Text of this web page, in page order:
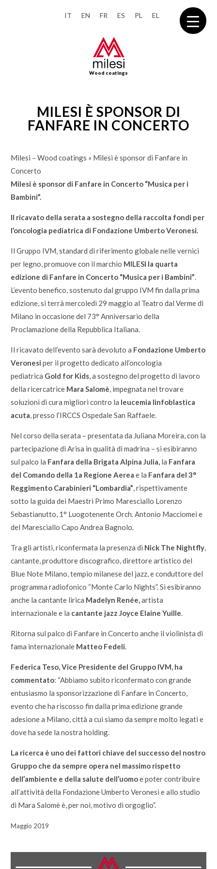
IT EN FR ES PL EL
Wood coatings
MILESI È SPONSOR DI
FANFARE IN CONCERTO
Milesi – Wood coatings » Milesi è sponsor di Fanfare in
Concerto
Milesi è sponsor di Fanfare in Concerto “Musica per i
Bambini”.
Il ricavato della serata a sostegno della raccolta fondi per
l’oncologia pediatrica di Fondazione Umberto Veronesi.
Il Gruppo IVM, standard di riferimento globale nelle vernici
per legno, promuove con il marchio MILESI la quarta
edizione di Fanfare in Concerto “Musica per i Bambini”.
L’evento benefico, sostenuto dal gruppo IVM fin dalla prima
edizione, si terrà mercoledì 29 maggio al Teatro dal Verme di
Milano in occasione del 73° Anniversario della
Proclamazione della Repubblica Italiana.
Il ricavato dell’evento sarà devoluto a Fondazione Umberto
Veronesi per il progetto dedicato all’oncologia
pediatrica Gold for Kids, a sostegno del progetto di lavoro
della ricercatrice Mara Salomè, impegnata nel trovare
soluzioni di cura migliori contro la leucemia linfoblastica
acuta, presso l’IRCCS Ospedale San Raffaele.
Nel corso della serata – presentata da Juliana Moreira, con la
partecipazione di Arisa in qualità di madrina – si esibiranno
sul palco la Fanfara della Brigata Alpina Julia, la Fanfara
del Comando della 1a Regione Aerea e la Fanfara del 3°
Reggimento Carabinieri “Lombardia”, rispettivamente
sotto la guida dei Maestri Primo Maresciallo Lorenzo
Sebastianutto, 1° Luogotenente Orch. Antonio Macciomei e
del Maresciallo Capo Andrea Bagnolo.
Tra gli artisti, riconfermata la presenza di Nick The Nightfly,
cantante, produttore discografico, direttore artistico del
Blue Note Milano, tempio milanese del jazz, e conduttore del
programma radiofonico “Monte Carlo Nights”. Si esibiranno
anche la cantante lirica Madelyn Renée,artista
internazionale e la cantante jazz Joyce Elaine Yuille.
Ritorna sul palco di Fanfare in Concerto anche il violinista di
fama internazionale Matteo Fedeli.
Federica Teso, Vice Presidente del Gruppo IVM, ha
commentato: “Abbiamo subito riconfermato con grande
entusiasmo la sponsorizzazione di Fanfare in Concerto,
evento che ha riscosso fin dalla prima edizione grande
adesione a Milano, città a cui siamo da sempre molto legati e
dove ha sede la nostra holding.
La ricerca è uno dei fattori chiave del successo del nostro
Gruppo che da sempre opera nel massimo rispetto
dell’ambiente e della salute dell’uomoe poter contribuire
all’attività della Fondazione Umberto Veronesi e allo studio
di Mara Salomè è, per noi, motivo di orgoglio”.
Maggio 2019